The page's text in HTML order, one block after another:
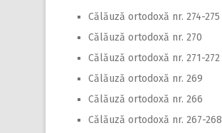
Călăuză ortodoxă nr. 274-275
Călăuză ortodoxă nr. 270
Călăuză ortodoxă nr. 271-272
Călăuză ortodoxă nr. 269
Călăuză ortodoxă nr. 266
Călăuză ortodoxă nr. 267-268